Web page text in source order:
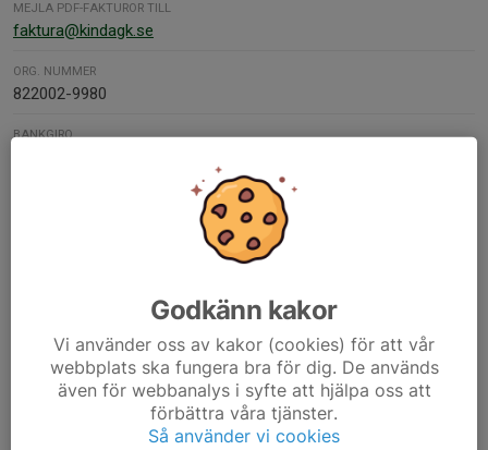
MEJLA PDF-FAKTUROR TILL
faktura@kindagk.se
ORG. NUMMER
822002-9980
BANKGIRO
070-565 68 92
Åke Johansson
Kassör
070-568 10 56
Godkänn kakor
Vi använder oss av kakor (cookies) för att vår
webbplats ska fungera bra för dig. De används
även för webbanalys i syfte att hjälpa oss att
förbättra våra tjänster.
Så använder vi cookies